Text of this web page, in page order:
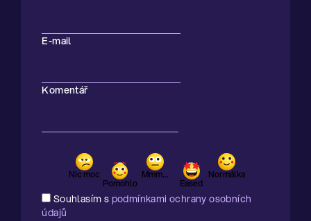
E-mail
Komentář
Souhlasím s podmínkami ochrany osobních
údajů